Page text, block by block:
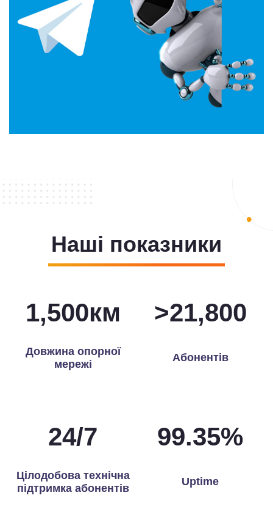
Наші показники
1,500км
Довжина опорної
мережі
>21,893
Абонентів
24/7
Цілодобова технічна
підтримка абонентів
99.65%
Uptime